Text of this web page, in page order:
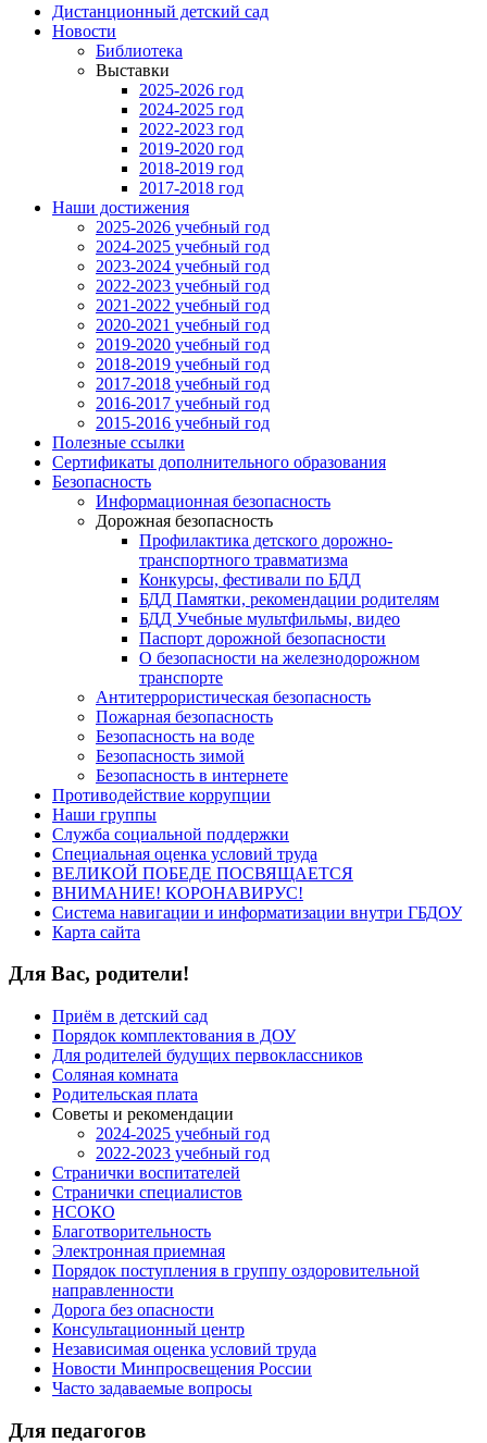
Дистанционный детский сад
Новости
Библиотека
Выставки
2025-2026 год
2024-2025 год
2022-2023 год
2019-2020 год
2018-2019 год
2017-2018 год
Наши достижения
2025-2026 учебный год
2024-2025 учебный год
2023-2024 учебный год
2022-2023 учебный год
2021-2022 учебный год
2020-2021 учебный год
2019-2020 учебный год
2018-2019 учебный год
2017-2018 учебный год
2016-2017 учебный год
2015-2016 учебный год
Полезные ссылки
Сертификаты дополнительного образования
Безопасность
Информационная безопасность
Дорожная безопасность
Профилактика детского дорожно-
транспортного травматизма
Конкурсы, фестивали по БДД
БДД Памятки, рекомендации родителям
БДД Учебные мультфильмы, видео
Паспорт дорожной безопасности
О безопасности на железнодорожном
транспорте
Антитеррористическая безопасность
Пожарная безопасность
Безопасность на воде
Безопасность зимой
Безопасность в интернете
Противодействие коррупции
Наши группы
Служба социальной поддержки
Специальная оценка условий труда
ВЕЛИКОЙ ПОБЕДЕ ПОСВЯЩАЕТСЯ
ВНИМАНИЕ! КОРОНАВИРУС!
Система навигации и информатизации внутри ГБДОУ
Карта сайта
Для Вас, родители!
Приём в детский сад
Порядок комплектования в ДОУ
Для родителей будущих первоклассников
Соляная комната
Родительская плата
Советы и рекомендации
2024-2025 учебный год
2022-2023 учебный год
Странички воспитателей
Странички специалистов
НСОКО
Благотворительность
Электронная приемная
Порядок поступления в группу оздоровительной
направленности
Дорога без опасности
Консультационный центр
Независимая оценка условий труда
Новости Минпросвещения России
Часто задаваемые вопросы
Для педагогов